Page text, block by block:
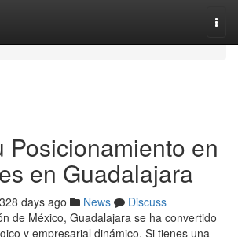
Posicionamiento en
en Guadalajara
328 days ago News
Discuss
de México, Guadalajara se ha convertido
y empresarial dinámico. Si tienes una